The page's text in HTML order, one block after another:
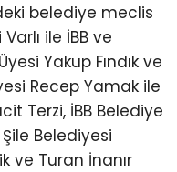
belediye meclis
ile İBB ve
Yakup Fındık ve
Recep Yamak ile
Terzi, İBB Belediye
Belediyesi
ve Turan İnanır